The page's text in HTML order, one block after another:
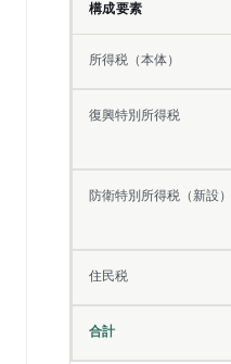
構成要素
所得税（本体）
復興特別所得税
防衛特別所得税（新設）
住民税
合計